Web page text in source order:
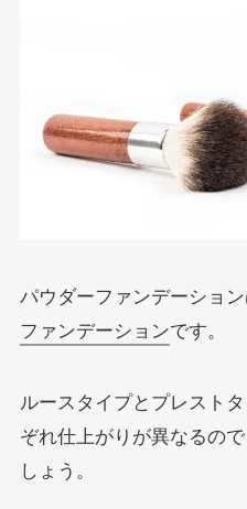
パウダーファンデーション
ファンデーションです。
ルースタイプとプレスト
ぞれ仕上がりが異なるの
しょう。